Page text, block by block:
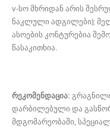
v-სო მხრიდან არის
ნაკლული ადგილები);
ასოების კონტურებია
წასაკითხია.
რეკომენდაცია:
დარბილებული და
მდგომარეობაში,